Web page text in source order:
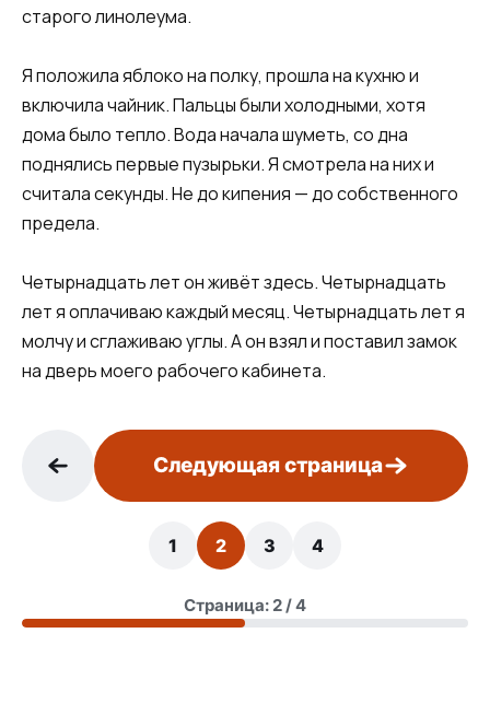
старого линолеума.
Я положила яблоко на полку, прошла на кухню и
включила чайник. Пальцы были холодными, хотя
дома было тепло. Вода начала шуметь, со дна
поднялись первые пузырьки. Я смотрела на них и
считала секунды. Не до кипения — до собственного
предела.
Четырнадцать лет он живёт здесь. Четырнадцать
лет я оплачиваю каждый месяц. Четырнадцать лет я
молчу и сглаживаю углы. А он взял и поставил замок
на дверь моего рабочего кабинета.
Следующая страница
1 2 3 4
Страница: 2 / 4